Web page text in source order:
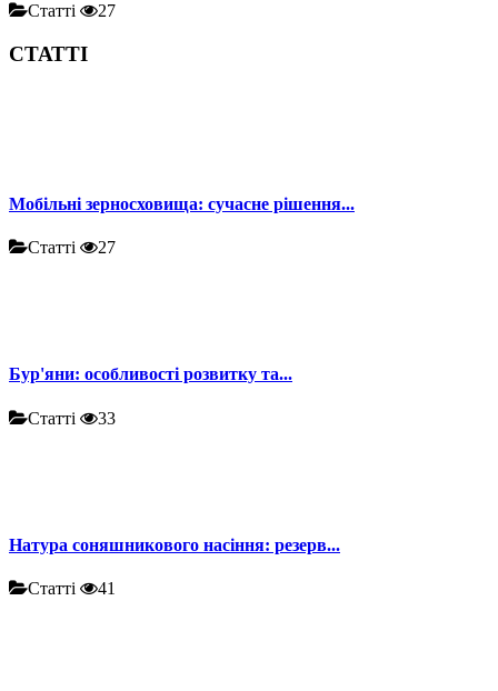
Статті 27
СТАТТІ
Мобільні зерносховища: сучасне рішення...
Статті 27
Бур'яни: особливості розвитку та...
Статті 33
Натура соняшникового насіння: резерв...
Статті 41